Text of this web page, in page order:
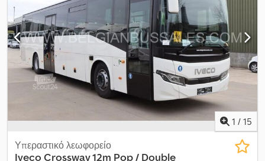
κλείδωμα, κλιματισμός, μπάνιο, προβολείς ομίχλης,
σύστημα αυτόματου ελέγχου ταχύτητας, σύστημα
πλοήγησης, Όχημα διαθέσιμο για άμεση παράδοση, ημερομηνία
λήξης της τελευταίας τεχνικής επιθεώρησης: Ιανουάριος 2027.
Dkodpozphi Asfx Al Ajr
1 / 15
Υπεραστικό λεωφορείο
IvecoCrossway 12m Pop / Double